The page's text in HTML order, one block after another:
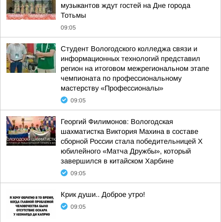
музыкантов ждут гостей на Дне города
Тотьмы
09:05
Студент Вологодского колледжа связи и
информационных технологий представил
регион на итоговом межрегиональном этапе
чемпионата по профессиональному
мастерству «Профессионалы»
09:05
Георгий Филимонов: Вологодская
шахматистка Виктория Махина в составе
сборной России стала победительницей X
юбилейного «Матча Дружбы», который
завершился в китайском Харбине
09:05
Крик души.. Доброе утро!
09:05